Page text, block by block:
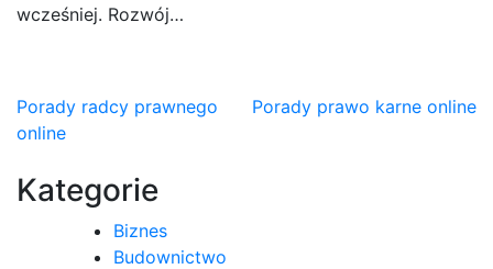
wcześniej. Rozwój…
Nawigacja
wpisu
Porady radcy prawnego
online
Porady prawo karne online
Kategorie
Biznes
Budownictwo